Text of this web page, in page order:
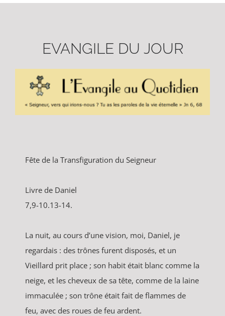
EVANGILE DU JOUR
Fête de la Transfiguration du Seigneur
Livre de Daniel
7,9-10.13-14.
La nuit, au cours d’une vision, moi, Daniel, je
regardais : des trônes furent disposés, et un
Vieillard prit place ; son habit était blanc comme la
neige, et les cheveux de sa tête, comme de la laine
immaculée ; son trône était fait de flammes de
feu, avec des roues de feu ardent.